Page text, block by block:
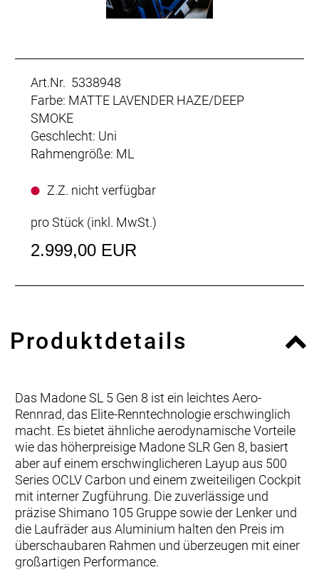
Art.Nr. 5338948
Farbe: MATTE LAVENDER HAZE/DEEP
SMOKE
Geschlecht: Uni
Rahmengröße: ML
Z.Z. nicht verfügbar
pro Stück (inkl. MwSt.)
2.999,00 EUR
Produktdetails
Das Madone SL 5 Gen 8 ist ein leichtes Aero-
Rennrad, das Elite-Renntechnologie erschwinglich
macht. Es bietet ähnliche aerodynamische Vorteile
wie das höherpreisige Madone SLR Gen 8, basiert
aber auf einem erschwinglicheren Layup aus 500
Series OCLV Carbon und einem zweiteiligen Cockpit
mit interner Zugführung. Die zuverlässige und
präzise Shimano 105 Gruppe sowie der Lenker und
die Laufräder aus Aluminium halten den Preis im
überschaubaren Rahmen und überzeugen mit einer
großartigen Performance.